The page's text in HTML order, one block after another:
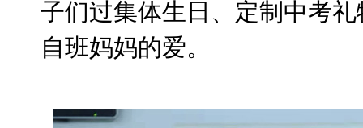
子们过集体生日、定制中考
自班妈妈的爱。